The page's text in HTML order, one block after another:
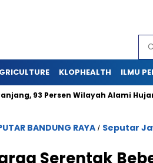
KLOPHEALTH ILMU
93 Persen Wilayah Alami Hujan di
BANDUNG RAYA / Seputar
Serentak